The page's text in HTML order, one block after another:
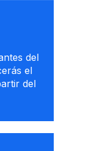
del
el
del